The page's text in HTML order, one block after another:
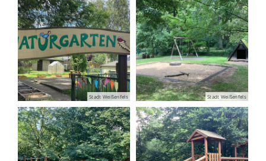
Stadt Weißenfels Stadt Weißenfels